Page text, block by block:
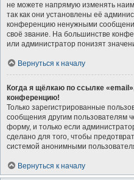
не можете напрямую изменять
так как они установлены её
конференцию ненужными
своё звание. На большинстве
или администратор понизят
Вернуться к началу
Когда я щёлкаю по ссылке
конференцию!
Только зарегистрированные
сообщения другим пользователям
форму, и только если
сделано для того, чтобы
системой анонимными
Вернуться к началу